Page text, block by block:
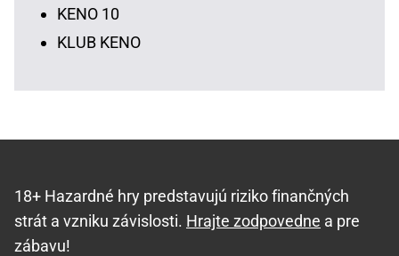
KENO 10
KLUB KENO
18+ Hazardné hry predstavujú riziko finančných
strát a vzniku závislosti. Hrajte zodpovedne a pre
zábavu!